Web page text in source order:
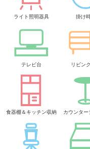
ライト照明器具 掛け
テレビ台 リビン
食器棚＆キッチン収納 カウンター